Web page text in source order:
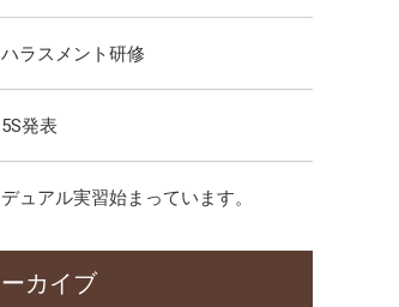
ハラスメント研修
5S発表
デュアル実習始まっています。